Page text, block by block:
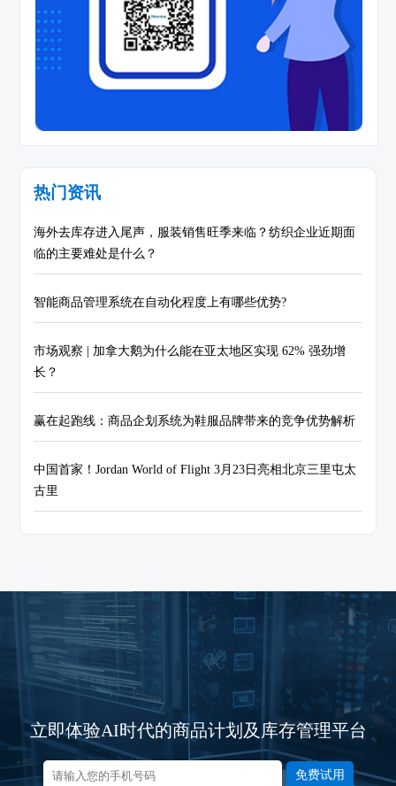
热门资讯
海外去库存进入尾声，服装销售旺季来临？纺织企业近期面
临的主要难处是什么？
智能商品管理系统在自动化程度上有哪些优势?
市场观察 | 加拿大鹅为什么能在亚太地区实现 62% 强劲增
长？
赢在起跑线：商品企划系统为鞋服品牌带来的竞争优势解析
中国首家！Jordan World of Flight 3月23日亮相北京三里屯太
古里
立即体验AI时代的商品计划及库存管理平台
免费试用